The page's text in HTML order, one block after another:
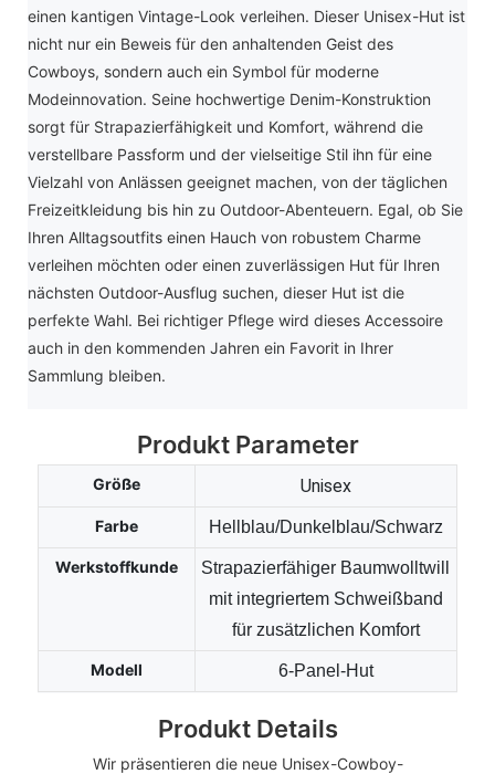
einen kantigen Vintage-Look verleihen. Dieser Unisex-Hut ist
nicht nur ein Beweis für den anhaltenden Geist des
Cowboys, sondern auch ein Symbol für moderne
Modeinnovation. Seine hochwertige Denim-Konstruktion
sorgt für Strapazierfähigkeit und Komfort, während die
verstellbare Passform und der vielseitige Stil ihn für eine
Vielzahl von Anlässen geeignet machen, von der täglichen
Freizeitkleidung bis hin zu Outdoor-Abenteuern. Egal, ob Sie
Ihren Alltagsoutfits einen Hauch von robustem Charme
verleihen möchten oder einen zuverlässigen Hut für Ihren
nächsten Outdoor-Ausflug suchen, dieser Hut ist die
perfekte Wahl. Bei richtiger Pflege wird dieses Accessoire
auch in den kommenden Jahren ein Favorit in Ihrer
Sammlung bleiben.
Produkt Parameter
Größe Unisex
Farbe Hellblau/Dunkelblau/Schwarz
Werkstoffkunde
Strapazierfähiger Baumwolltwill
mit integriertem Schweißband
für zusätzlichen Komfort
Modell 6-Panel-Hut
Produkt Details
Wir präsentieren die neue Unisex-Cowboy-